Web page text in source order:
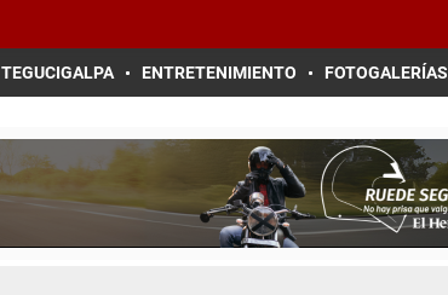
TEGUCIGALPA ENTRETENIMIENTO FOTOGALERÍAS